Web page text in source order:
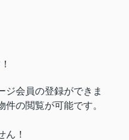
ジ会員の登録ができま
の閲覧が可能です。
ん！